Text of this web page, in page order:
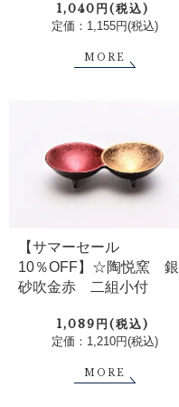
1,040円(税込)
定価：1,155円(税込)
MORE
【サマーセール
10％OFF】☆陶悦窯 銀
砂吹金赤 二組小付
1,089円(税込)
定価：1,210円(税込)
MORE